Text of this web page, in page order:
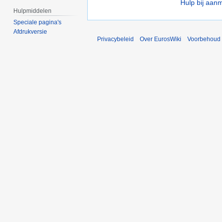
Hulp bij
Hulpmiddelen
Speciale pagina's
Afdrukversie
Privacybeleid
Over EurosWiki Voorbehoud